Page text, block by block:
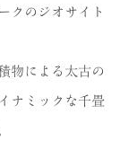
クのジオサイト
物による太古の
ナミックな千畳